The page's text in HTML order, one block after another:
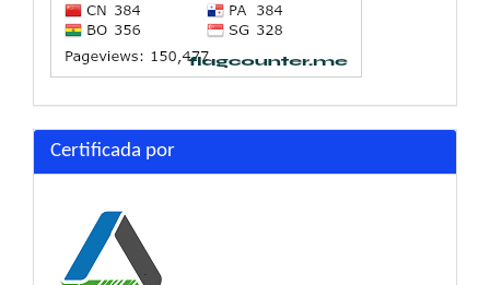
Certificada por